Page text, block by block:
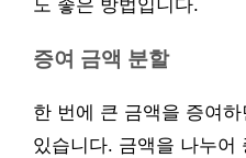
도 좋은 방법입니다.
증여 금액 분할
한 번에 큰 금액을 증여
있습니다. 금액을 나누어